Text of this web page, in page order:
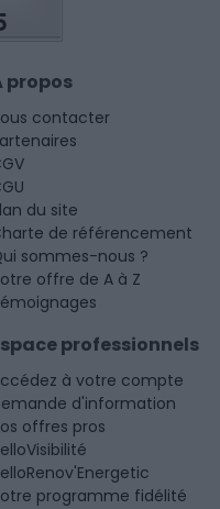
propos
contacter
du site
de référencement
sommes-nous ?
offre de A à Z
professionnels
à votre compte
d'information
offres pros
programme fidélité